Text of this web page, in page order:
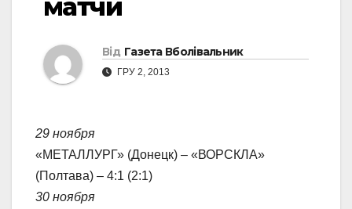
матчи
Від Газета Вболівальник
ГРУ 2, 2013
29 ноября
«МЕТАЛЛУРГ» (Донецк) – «ВОРСКЛА»
(Полтава) – 4:1 (2:1)
30 ноября